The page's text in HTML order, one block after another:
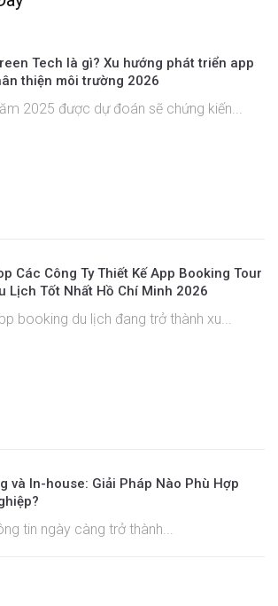
Tech là gì? Xu hướng phát triển app
thiện môi trường 2026
2025 được dự đoán sẽ chứng kiến...
Các Công Ty Thiết Kế App Booking Tour
Lịch Tốt Nhất Hồ Chí Minh 2026
booking du lịch đang trở thành xu...
và In-house: Giải Pháp Nào Phù Hợp
tin ngày càng trở thành...